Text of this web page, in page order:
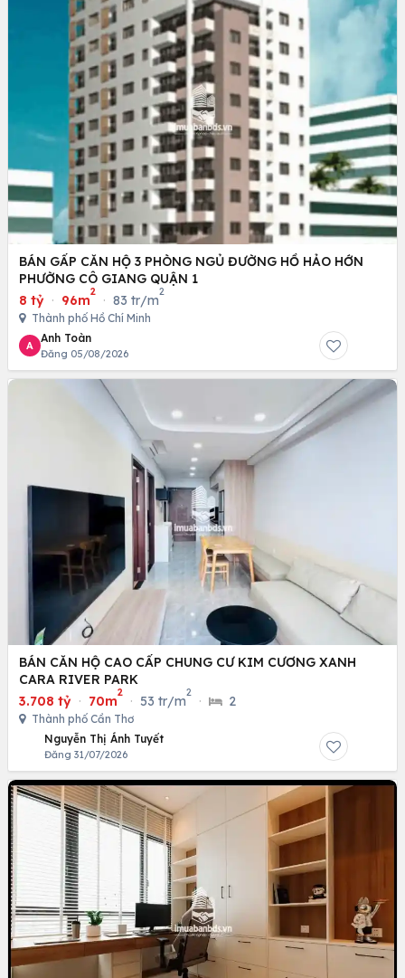
BÁN GẤP CĂN HỘ 3 PHÒNG NGỦ ĐƯỜNG HỒ HẢO HỚN
PHƯỜNG CÔ GIANG QUẬN 1
8 tỷ · 96m
2
· 83 tr/m
2
Thành phố Hồ Chí Minh
A
Anh Toàn
Đăng 05/08/2026
BÁN CĂN HỘ CAO CẤP CHUNG CƯ KIM CƯƠNG XANH
CARA RIVER PARK
3.708 tỷ · 70m
2
· 53 tr/m
2
· 2
Thành phố Cần Thơ
Nguyễn Thị Ánh Tuyết
Đăng 31/07/2026